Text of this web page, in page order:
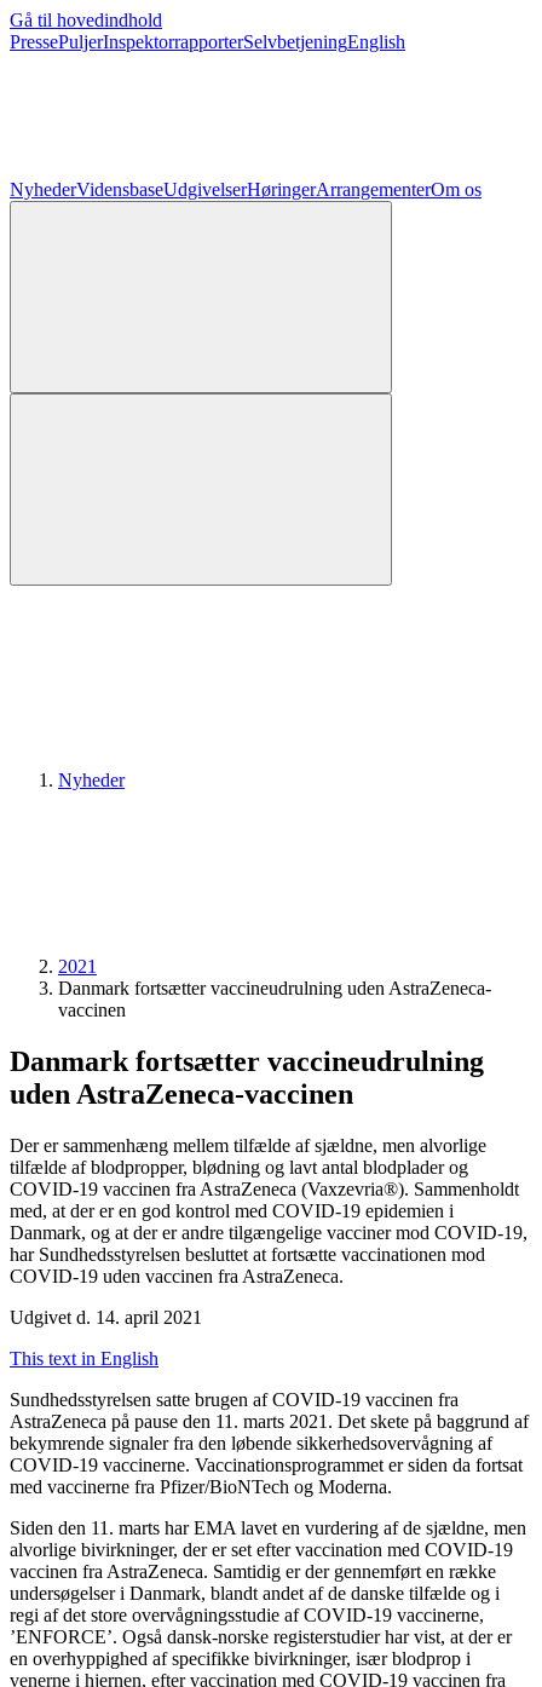
Gå til hovedindhold
PressePuljerInspektorrapporterSelvbetjeningEnglish
NyhederVidensbaseUdgivelserHøringerArrangementerOm os
Nyheder
2021
Danmark fortsætter vaccineudrulning uden AstraZeneca-
vaccinen
Danmark fortsætter vaccineudrulning
uden AstraZeneca-vaccinen
Der er sammenhæng mellem tilfælde af sjældne, men alvorlige
tilfælde af blodpropper, blødning og lavt antal blodplader og
COVID-19 vaccinen fra AstraZeneca (Vaxzevria®). Sammenholdt
med, at der er en god kontrol med COVID-19 epidemien i
Danmark, og at der er andre tilgængelige vacciner mod COVID-19,
har Sundhedsstyrelsen besluttet at fortsætte vaccinationen mod
COVID-19 uden vaccinen fra AstraZeneca.
Udgivet d. 14. april 2021
This text in English
Sundhedsstyrelsen satte brugen af COVID-19 vaccinen fra
AstraZeneca på pause den 11. marts 2021. Det skete på baggrund af
bekymrende signaler fra den løbende sikkerhedsovervågning af
COVID-19 vaccinerne. Vaccinationsprogrammet er siden da fortsat
med vaccinerne fra Pfizer/BioNTech og Moderna.
Siden den 11. marts har EMA lavet en vurdering af de sjældne, men
alvorlige bivirkninger, der er set efter vaccination med COVID-19
vaccinen fra AstraZeneca. Samtidig er der gennemført en række
undersøgelser i Danmark, blandt andet af de danske tilfælde og i
regi af det store overvågningsstudie af COVID-19 vaccinerne,
’ENFORCE’. Også dansk-norske registerstudier har vist, at der er
en overhyppighed af specifikke bivirkninger, især blodprop i
venerne i hjernen, efter vaccination med COVID-19 vaccinen fra